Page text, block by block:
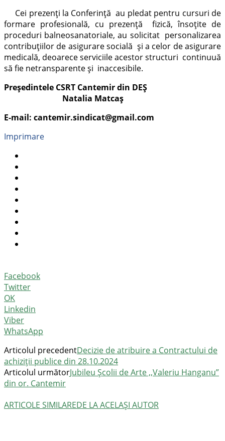
Cei prezenți la Conferință au pledat pentru cursuri de
formare profesională, cu prezență fizică, însoțite de
proceduri balneosanatoriale, au solicitat personalizarea
contribuțiilor de asigurare socială și a celor de asigurare
medicală, deoarece serviciile acestor structuri continuuă
să fie netransparente și inaccesibile.
Președintele CSRT Cantemir din DEȘ
Natalia Matcaș
E-mail: cantemir.sindicat@gmail.com
Imprimare
Facebook
Twitter
OK
Linkedin
Viber
WhatsApp
Articolul precedentDecizie de atribuire a Contractului de
achiziții publice din 28.10.2024
Articolul următorJubileu Școlii de Arte ,,Valeriu Hanganu”
din or. Cantemir
ARTICOLE SIMILAREDE LA ACELAȘI AUTOR